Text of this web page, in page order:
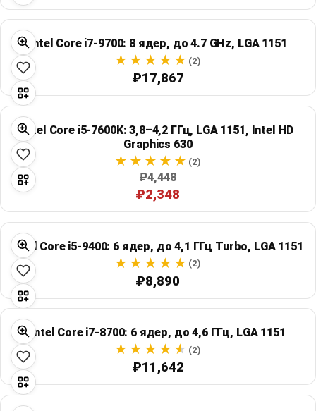
Intel Core i7-9700: 8 ядер, до 4.7 GHz, LGA 1151
(2)
₽17,867
Intel Core i5-7600K: 3,8–4,2 ГГц, LGA 1151, Intel HD
Graphics 630
(2)
₽4,448
₽2,348
Intel Core i5-9400: 6 ядер, до 4,1 ГГц Turbo, LGA 1151
(2)
₽8,890
Intel Core i7-8700: 6 ядер, до 4,6 ГГц, LGA 1151
(2)
₽11,642